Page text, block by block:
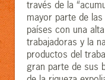
través de la
mayor parte de
países con una
trabajadoras y la
productos del
gran parte de sus